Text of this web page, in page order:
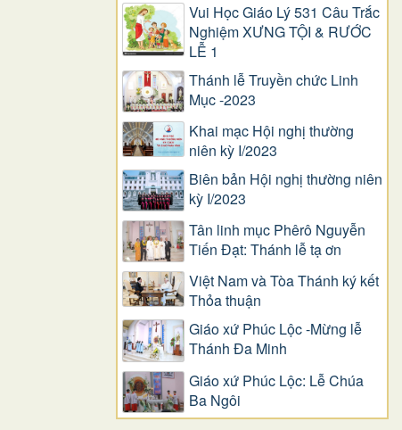
Vui Học Giáo Lý 531 Câu Trắc
Nghiệm XƯNG TỘI & RƯỚC
LỄ 1
Thánh lễ Truyền chức Linh
Mục -2023
Khai mạc Hội nghị thường
niên kỳ I/2023
Biên bản Hội nghị thường niên
kỳ I/2023
Tân linh mục Phêrô Nguyễn
Tiến Đạt: Thánh lễ tạ ơn
Việt Nam và Tòa Thánh ký kết
Thỏa thuận
Giáo xứ Phúc Lộc -Mừng lễ
Thánh Đa Minh
Giáo xứ Phúc Lộc: Lễ Chúa
Ba Ngôi